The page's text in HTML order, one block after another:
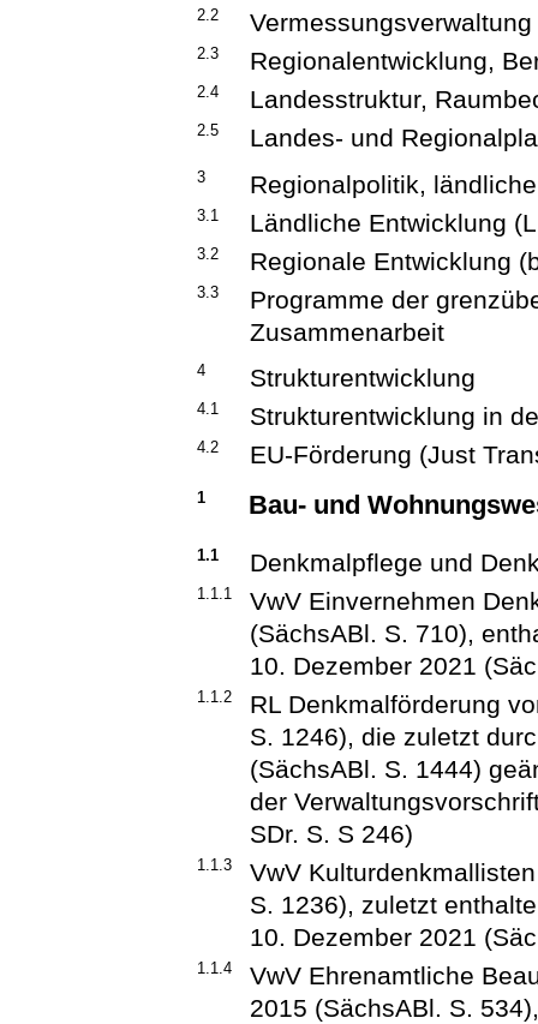
2.2 Vermessungsverwaltung
2.3 Regionalentwicklung,
2.4 Landesstruktur,
2.5 Landes- und
3 Regionalpolitik,
3.1 Ländliche Entwicklung
3.2 Regionale Entwicklung
3.3
Programme der
Zusammenarbeit
4 Strukturentwicklung
4.1 Strukturentwicklung in
4.2 EU-Förderung (Just
1 Bau- und
1.1 Denkmalpflege und
1.1.1
VwV Einvernehmen
(SächsABl. S. 710),
10. Dezember 2021
1.1.2
RL Denkmalförderung
S. 1246), die zuletzt
(SächsABl. S. 1444)
der
SDr. S. S 246)
1.1.3
VwV
S. 1236), zuletzt
10. Dezember 2021
1.1.4
VwV Ehrenamtliche
2015 (SächsABl. S.